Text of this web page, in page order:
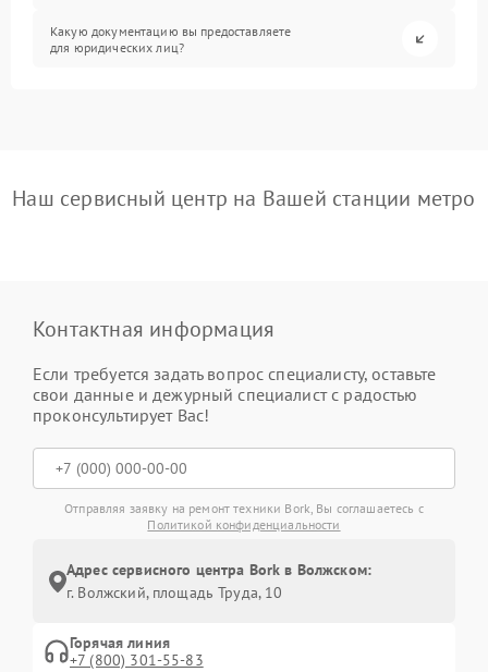
Какую документацию вы предоставляете
для юридических лиц?
Наш сервисный центр на Вашей станции метро
Контактная информация
Если требуется задать вопрос специалисту, оставьте
свои данные и дежурный специалист с радостью
проконсультирует Вас!
Отправляя заявку на ремонт техники Bork, Вы соглашаетесь с
Политикой конфиденциальности
Адрес сервисного центра Bork в Волжском:
г. Волжский, площадь Труда, 10
Горячая линия
+7 (800) 301-55-83